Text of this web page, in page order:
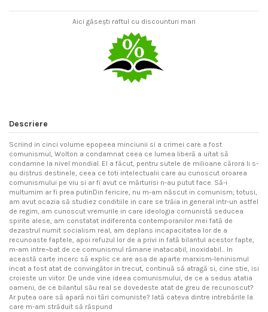
Aici găsești raftul cu discounturi mari
Descriere
Scriind in cinci volume epopeea minciunii si a crimei care a fost
comunismul, Wolton a condamnat ceea ce lumea liberă a uitat să
condamne la nivel mondial. El a făcut, pentru sutele de milioane cărora li s-
au distrus destinele, ceea ce toti intelectualii care au cunoscut oroarea
comunismului pe viu si ar fi avut ce mărturisi n-au putut face. Să-i
multumim ar fi prea putinDin fericire, nu m-am născut in comunism; totusi,
am avut ocazia să studiez conditiile in care se trăia in general intr-un astfel
de regim, am cunoscut vremurile in care ideologia comunistă seducea
spirite alese, am constatat indiferenta contemporanilor mei fată de
dezastrul numit socialism real, am deplans incapacitatea lor de a
recunoaste faptele, apoi refuzul lor de a privi in fată bilantul acestor fapte,
m-am intre¬bat de ce comunismul rămane inatacabil, inoxidabil... In
această carte incerc să explic ce are asa de aparte marxism-leninismul
incat a fost atat de convingător in trecut, continuă să atragă si, cine stie, isi
croieste un viitor. De unde vine ideea comunismului, de ce a sedus atatia
oameni, de ce bilantul său real se dovedeste atat de greu de recunoscut?
Ar putea oare să apară noi tări comuniste? Iată cateva dintre intrebările la
care m-am străduit să răspund